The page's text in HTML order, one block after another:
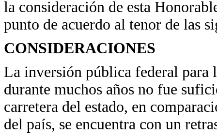
la consideración de esta
punto de acuerdo al tenor de las
CONSIDERACIONES
La inversión pública federal para
durante muchos años no fue
carretera del estado, en
del país, se encuentra con un